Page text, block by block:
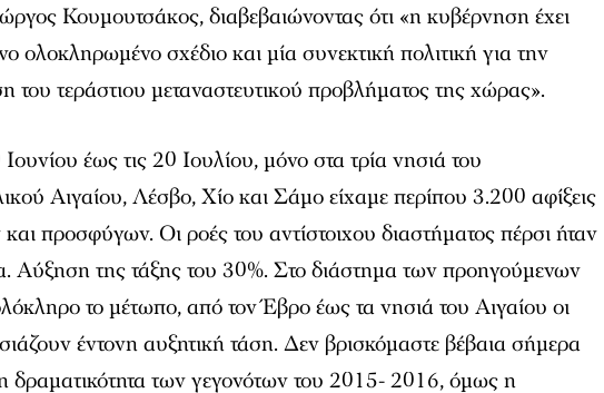
Κουμουτσάκος, διαβεβαιώνοντας ότι «η κυβέρνηση έχει
ολοκληρωμένο σχέδιο και μία συνεκτική πολιτική για την
του τεράστιου μεταναστευτικού προβλήματος της χώρας».
έως τις 20 Ιουλίου, μόνο στα τρία νησιά του
Αιγαίου, Λέσβο, Χίο και Σάμο είχαμε περίπου 3.200 αφίξεις
προσφύγων. Οι ροές του αντίστοιχου διαστήματος πέρσι ήταν
Αύξηση της τάξης του 30%. Στο διάστημα των προηγούμενων
το μέτωπο, από τον Έβρο έως τα νησιά του Αιγαίου οι
έντονη αυξητική τάση. Δεν βρισκόμαστε βέβαια σήμερα
δραματικότητα των γεγονότων του 2015- 2016, όμως η